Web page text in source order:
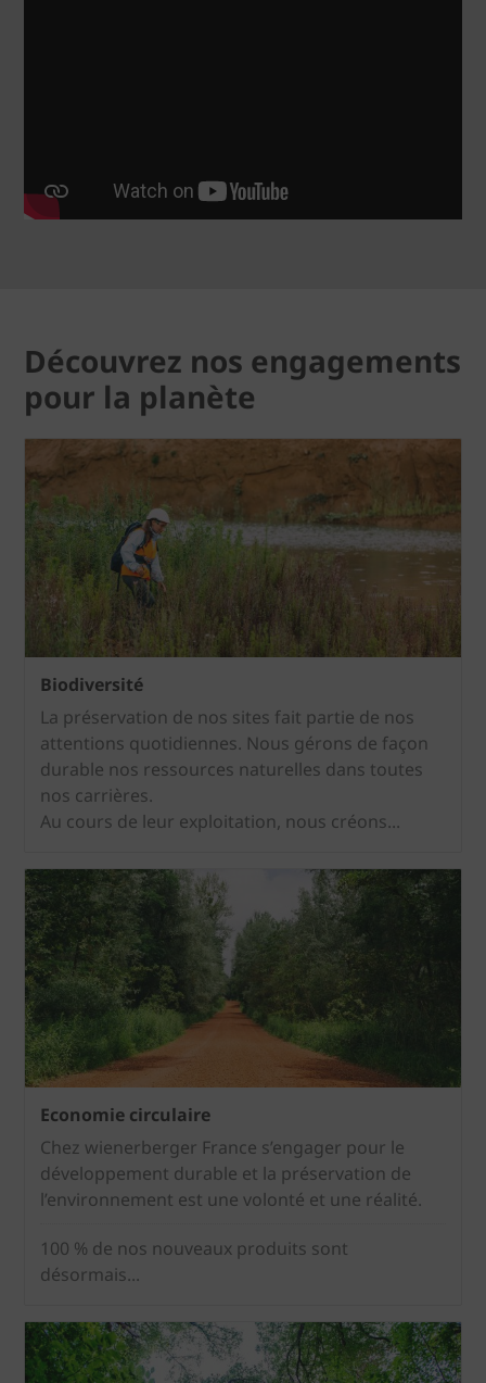
Découvrez nos engagements
pour la planète
Biodiversité
La préservation de nos sites fait partie de nos
attentions quotidiennes. Nous gérons de façon
durable nos ressources naturelles dans toutes
nos carrières.
Au cours de leur exploitation, nous créons...
Economie circulaire
Chez wienerberger France s’engager pour le
développement durable et la préservation de
l’environnement est une volonté et une réalité.
100 % de nos nouveaux produits sont
désormais...